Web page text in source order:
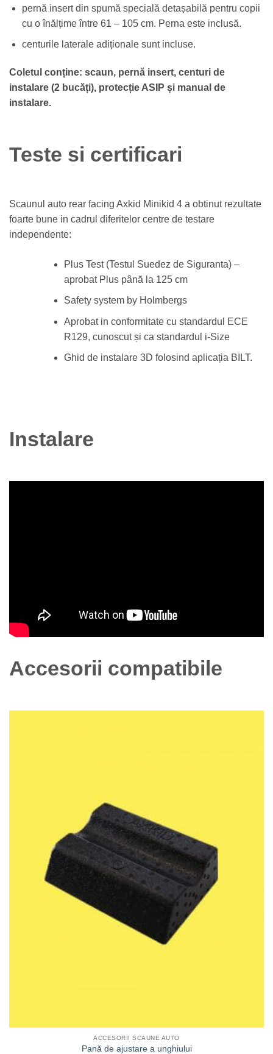
pernă insert din spumă specială detașabilă pentru copii
cu o înălțime între 61 – 105 cm. Perna este inclusă.
centurile laterale adiționale sunt incluse.
Coletul conține: scaun, pernă insert, centuri de
instalare (2 bucăți), protecție ASIP și manual de
instalare.
Teste si certificari
Scaunul auto rear facing Axkid Minikid 4 a obtinut rezultate
foarte bune in cadrul diferitelor centre de testare
independente:
Plus Test (Testul Suedez de Siguranta) –
aprobat Plus până la 125 cm
Safety system by Holmbergs
Aprobat in conformitate cu standardul ECE
R129, cunoscut și ca standardul i-Size
Ghid de instalare 3D folosind aplicația BILT.
Instalare
Accesorii compatibile
ACCESORII SCAUNE AUTO
Pană de ajustare a unghiului